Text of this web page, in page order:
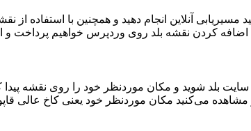
آنلاین انجام دهید و همچنین با استفاده از
کردن نقشه بلد روی وردپرس خواهیم پرداخت و
بلد شوید و مکان موردنظر خود را روی نقشه
می‌کنید مکان موردنظر خود یعنی کاخ عالی